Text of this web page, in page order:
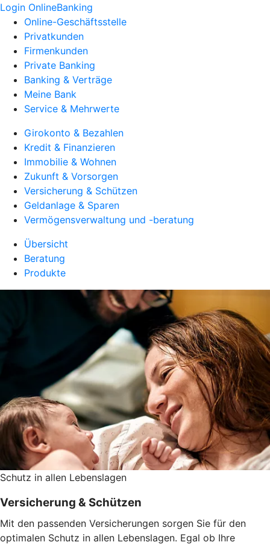
Login OnlineBanking
Online-Geschäftsstelle
Privatkunden
Firmenkunden
Private Banking
Banking & Verträge
Meine Bank
Service & Mehrwerte
Girokonto & Bezahlen
Kredit & Finanzieren
Immobilie & Wohnen
Zukunft & Vorsorgen
Versicherung & Schützen
Geldanlage & Sparen
Vermögensverwaltung und -beratung
Übersicht
Beratung
Produkte
Schutz in allen Lebenslagen
Versicherung & Schützen
Mit den passenden Versicherungen sorgen Sie für den
optimalen Schutz in allen Lebenslagen. Egal ob Ihre